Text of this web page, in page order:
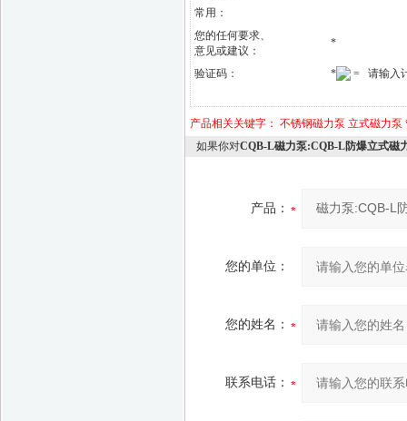
常用：
您的任何要求、
意见或建议：
*
验证码： * = 请输入
产品相关关键字： 不锈钢磁力泵 立式磁力泵
如果你对CQB-L磁力泵:CQB-L防爆立式磁
产品：
您的单位：
您的姓名：
联系电话：